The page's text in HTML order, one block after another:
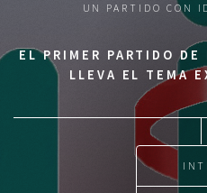
UN PARTIDO CON
EL PRIMER PARTIDO DE
LLEVA EL TEMA